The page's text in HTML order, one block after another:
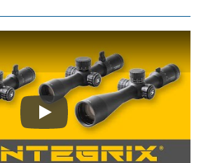
Play